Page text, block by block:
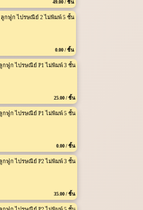
49.00 / ชิ้น
0.00 / ชิ้น
25.00 / ชิ้น
0.00 / ชิ้น
35.00 / ชิ้น